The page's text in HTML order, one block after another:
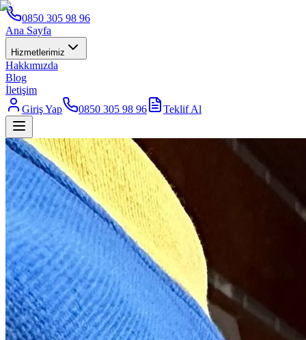
0850 305 98 96
Ana Sayfa
Hizmetlerimiz
Hakkımızda
Blog
İletişim
Giriş Yap
0850 305 98 96 Teklif Al